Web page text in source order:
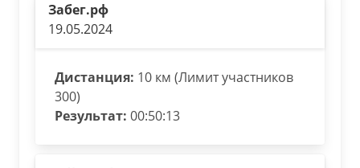
Забег.рф
19.05.2024
Дистанция: 10 км (Лимит участников
300)
Результат: 00:50:13